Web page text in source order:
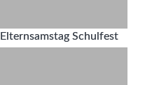
Elternsamstag Schulfest